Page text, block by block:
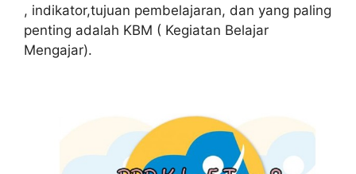
, indikator,tujuan pembelajaran, dan yang paling
penting adalah KBM ( Kegiatan Belajar
Mengajar).